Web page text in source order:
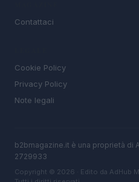
Contattaci
Cookie Policy
Privacy Policy
Note legali
b2bmagazine.it è una proprietà di
2729933
Copyright © 2026 · Edito da AdHub